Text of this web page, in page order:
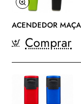
ACENDEDOR
Comprar